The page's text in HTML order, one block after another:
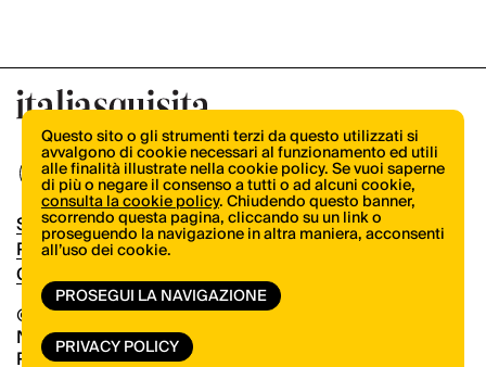
© Copyright 2026.Vertical.it
N.ro Iscrizione ROC 32504
Privacy Policy
Shop
Pubblicità
Contatti
Questo sito o gli strumenti terzi da questo utilizzati si
avvalgono di cookie necessari al funzionamento ed utili
alle finalità illustrate nella cookie policy. Se vuoi saperne
di più o negare il consenso a tutti o ad alcuni cookie,
consulta la cookie policy. Chiudendo questo banner,
scorrendo questa pagina, cliccando su un link o
proseguendo la navigazione in altra maniera, acconsenti
all’uso dei cookie.
PROSEGUI LA NAVIGAZIONE
PRIVACY POLICY